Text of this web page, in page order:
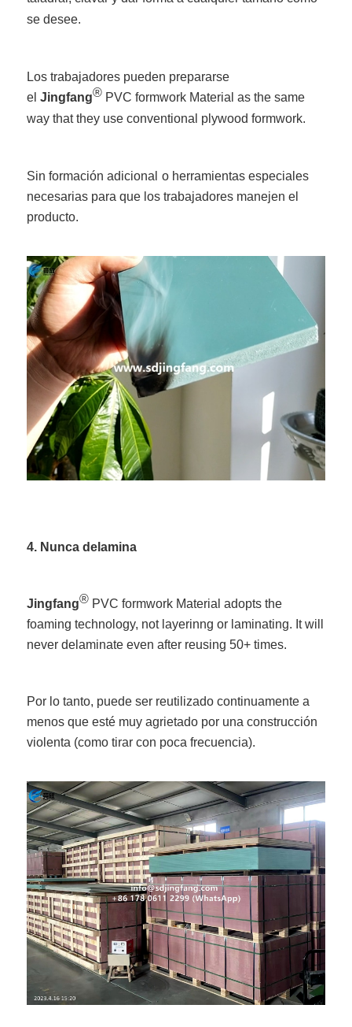
se desee.
Los trabajadores pueden prepararse
elJingfang® PVC formwork Material as the same
way that they use conventional plywood formwork.
Sin formación adicional o herramientas especiales
necesarias para que los trabajadores manejen el
producto.
4. Nunca delamina
Jingfang® PVC formwork Material adopts the
foaming technology, not layerinng or laminating. It will
never delaminate even after reusing 50+ times.
Por lo tanto, puede ser reutilizado continuamente a
menos que esté muy agrietado por una construcción
violenta (como tirar con poca frecuencia).